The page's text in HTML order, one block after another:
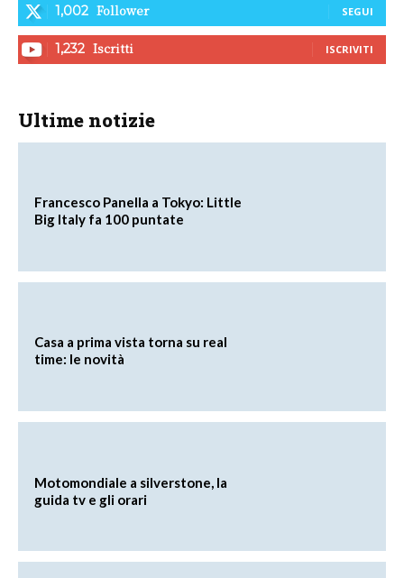
1,002 Follower SEGUI
1,232 Iscritti ISCRIVITI
Ultime notizie
Francesco Panella a Tokyo: Little
Big Italy fa 100 puntate
Casa a prima vista torna su real
time: le novità
Motomondiale a silverstone, la
guida tv e gli orari